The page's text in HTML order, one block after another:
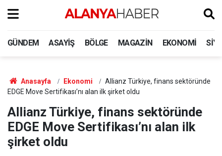
GÜNDEM ASAYIŞ BÖLGE MAGAZIN EKONOMI
Anasayfa Ekonomi
Allianz Türkiye, finans sektöründe
EDGE Move Sertifikası’nı alan ilk şirket oldu
Allianz Türkiye, finans sektöründe
EDGE Move Sertifikası’nı alan ilk
şirket oldu